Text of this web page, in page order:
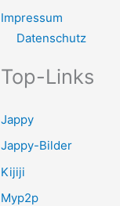
Impressum
Datenschutz
Top-Links
Jappy
Jappy-Bilder
Kijiji
Myp2p